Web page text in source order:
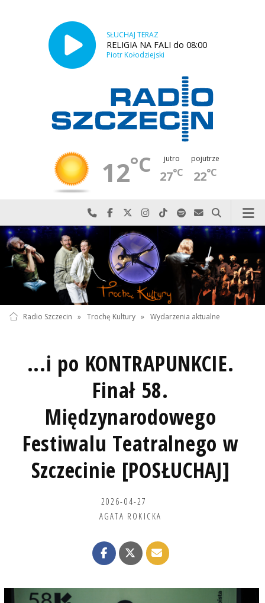
SŁUCHAJ TERAZ
RELIGIA NA FALI do 08:00
Piotr Kołodziejski
12°C jutro
27°C
pojutrze
22°C
Najlepiej po prostu do nas zadzwoń
Odwiedź nas na Facebook-u
Odwiedź nas na X
Odwiedź nas na Instagram-ie
Odwiedź nas na TikTok-u
Szukaj nas na Spotify
Wyślij do nas
Szukaj
Radio Szczecin » Trochę Kultury » Wydarzenia aktualne
...i po KONTRAPUNKCIE.
Finał 58.
Międzynarodowego
Festiwalu Teatralnego w
Szczecinie [POSŁUCHAJ]
2026-04-27
AGATA ROKICKA